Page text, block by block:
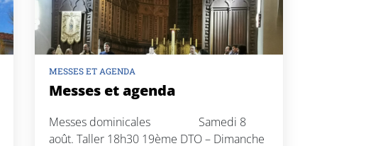
MESSES ET AGENDA
Messes et agenda
Messes dominicales Samedi 8
août. Taller 18h30 19ème DTO – Dimanche